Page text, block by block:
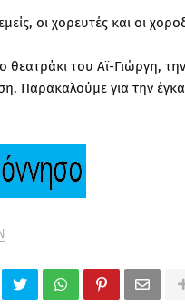
οι χορευτές και οι
θεατράκι του Αϊ-Γιώργη,
Παρακαλούμε για την